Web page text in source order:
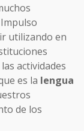
utilizando en
actividades
es la lengua
de los